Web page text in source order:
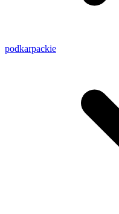
podkarpackie